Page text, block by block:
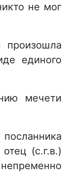
не мог
единого
мечети
(с.г.в.)